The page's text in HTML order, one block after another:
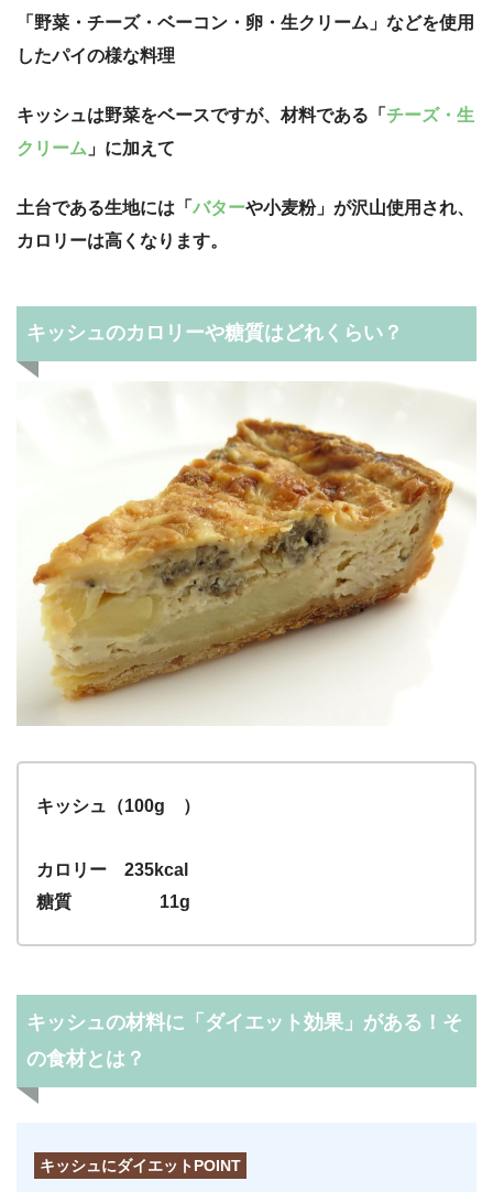
「野菜・チーズ・ベーコン・卵・生クリーム」などを使用
したパイの様な料理
キッシュは野菜をベースですが、材料である「 チーズ・生
クリーム 」に加えて
土台である生地には「 バターや小麦粉」が沢山使用され、
カロリーは高くなります。
キッシュのカロリーや糖質はどれくらい？
キッシュ（100g ）
カロリー 235kcal
糖質 11g
キッシュの材料に「ダイエット効果」がある！そ
の食材とは？
キッシュにダイエットPOINT